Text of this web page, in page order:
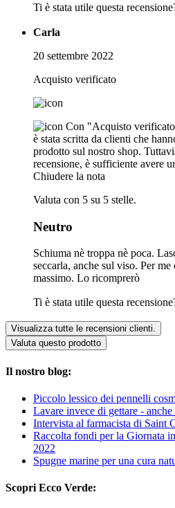
Ti è stata utile questa
Carla
20 settembre 2022
Acquisto verificato
Con "Acquisto
è stata scritta da clienti che
prodotto sul nostro shop.
recensione, è sufficiente avere
Chiudere la nota
Valuta con 5 su 5 stelle.
Neutro
Schiuma nè troppa nè poca.
seccarla, anche sul viso. Per
massimo. Lo ricomprerò
Ti è stata utile questa
Visualizza tutte le recensioni clienti.
Valuta questo prodotto
Il nostro blog:
Piccolo lessico dei pennelli
Lavare invece di gettare -
Intervista al farmacista di Saint
Raccolta fondi per la Giornata
2022
Spugne marine per una cura
Scopri Ecco Verde: